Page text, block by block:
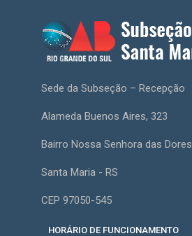
Sede da Subseção – Recepção
Alameda Buenos Aires, 323
Bairro Nossa Senhora das Dores
Santa Maria - RS
CEP 97050-545
HORÁRIO DE FUNCIONAMENTO